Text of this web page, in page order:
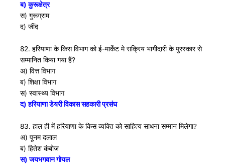
ब) कुरूक्षेत्र
स) गुरूग्राम
द) जींद
82. हरियाणा के किस विभाग को ई-मार्केट मे सक्रिय भागीदारी के पुरस्कार से
सम्मानित किया गया हैं?
अ) वित्त विभाग
ब) शिक्षा विभाग
स) स्वास्थ्य विभाग
द) हरियाणा डेयरी विकास सहकारी प्रसंघ
83. हाल ही में हरियाणा के किस व्यक्ति को साहित्य साधना सम्मान मिलेगा?
अ) पूनम दलाल
ब) हितेश कंबोज
स) जयभगवान गोयल